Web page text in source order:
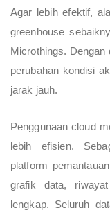
Agar lebih efektif,
greenhouse
Microthings. Dengan
perubahan kondisi
jarak jauh.
Penggunaan cloud
lebih efisien.
platform
grafik data,
lengkap. Seluruh